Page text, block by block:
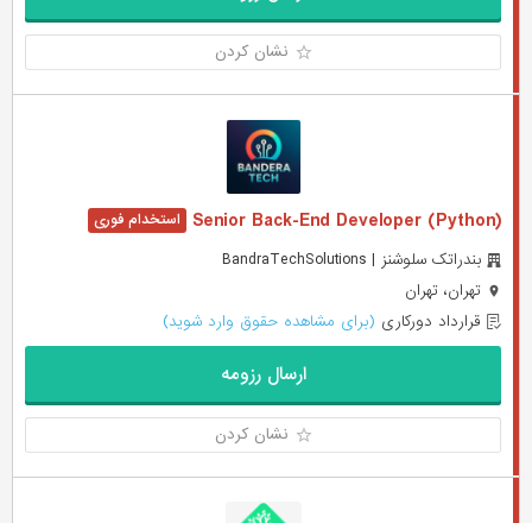
نشان کردن
(Senior Back-End Developer (Python
بندراتک سلوشنز | BandraTechSolutions
تهران، تهران
قرارداد دورکاری (برای مشاهده حقوق وارد شوید)
ارسال رزومه
نشان کردن